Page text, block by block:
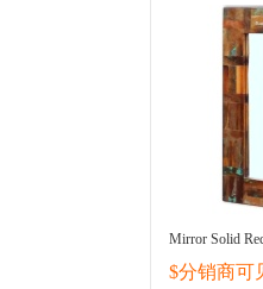
Mirror Solid
$分销商可